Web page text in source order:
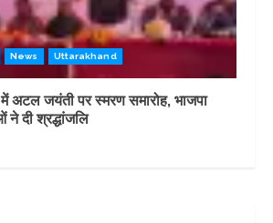
News Uttarakhand
अटल जयंती पर स्मरण समारोह, भाजपा
ने दी श्रद्धांजलि